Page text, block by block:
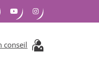
conseil